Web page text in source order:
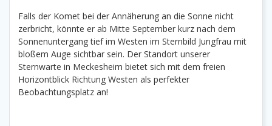
Falls der Komet bei der Annäherung an die Sonne nicht
zerbricht, könnte er ab Mitte September kurz nach dem
Sonnenuntergang tief im Westen im Sternbild Jungfrau mit
bloßem Auge sichtbar sein. Der Standort unserer
Sternwarte in Meckesheim bietet sich mit dem freien
Horizontblick Richtung Westen als perfekter
Beobachtungsplatz an!